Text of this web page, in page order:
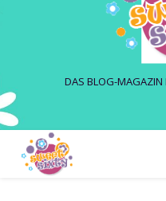
DAS BLOG-MAGAZIN